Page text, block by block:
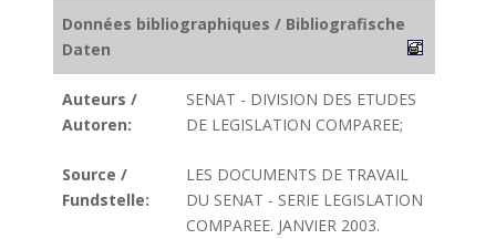
Données bibliographiques / Bibliografische
Daten
Auteurs /
Autoren:
SENAT - DIVISION DES ETUDES
DE LEGISLATION COMPAREE;
Source /
Fundstelle:
LES DOCUMENTS DE TRAVAIL
DU SENAT - SERIE LEGISLATION
COMPAREE. JANVIER 2003.